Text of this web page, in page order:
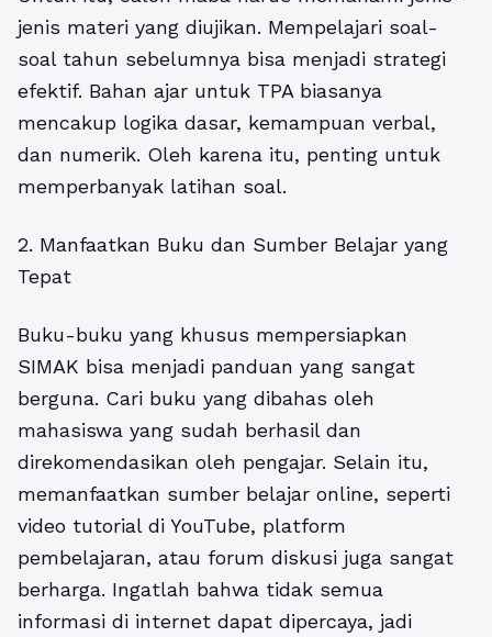
jenis materi yang diujikan. Mempelajari soal-
soal tahun sebelumnya bisa menjadi strategi
efektif. Bahan ajar untuk TPA biasanya
mencakup logika dasar, kemampuan verbal,
dan numerik. Oleh karena itu, penting untuk
memperbanyak latihan soal.
2. Manfaatkan Buku dan Sumber Belajar yang
Tepat
Buku-buku yang khusus mempersiapkan
SIMAK bisa menjadi panduan yang sangat
berguna. Cari buku yang dibahas oleh
mahasiswa yang sudah berhasil dan
direkomendasikan oleh pengajar. Selain itu,
memanfaatkan sumber belajar online, seperti
video tutorial di YouTube, platform
pembelajaran, atau forum diskusi juga sangat
berharga. Ingatlah bahwa tidak semua
informasi di internet dapat dipercaya, jadi